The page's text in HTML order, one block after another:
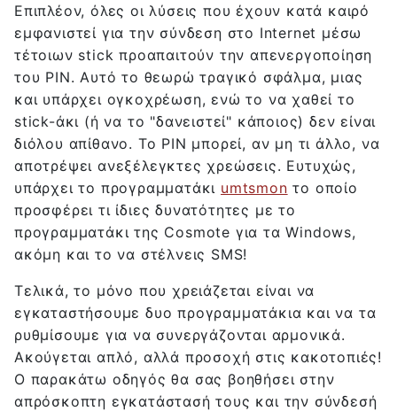
Επιπλέον, όλες οι λύσεις που έχουν κατά καιρό
εμφανιστεί για την σύνδεση στο Internet μέσω
τέτοιων stick προαπαιτούν την απενεργοποίηση
του PIN. Αυτό το θεωρώ τραγικό σφάλμα, μιας
και υπάρχει ογκοχρέωση, ενώ το να χαθεί το
stick-άκι (ή να το "δανειστεί" κάποιος) δεν είναι
διόλου απίθανο. Το PIN μπορεί, αν μη τι άλλο, να
αποτρέψει ανεξέλεγκτες χρεώσεις. Ευτυχώς,
υπάρχει το προγραμματάκι umtsmon το οποίο
προσφέρει τι ίδιες δυνατότητες με το
προγραμματάκι της Cosmote για τα Windows,
ακόμη και το να στέλνεις SMS!
Τελικά, το μόνο που χρειάζεται είναι να
εγκαταστήσουμε δυο προγραμματάκια και να τα
ρυθμίσουμε για να συνεργάζονται αρμονικά.
Ακούγεται απλό, αλλά προσοχή στις κακοτοπιές!
Ο παρακάτω οδηγός θα σας βοηθήσει στην
απρόσκοπτη εγκατάστασή τους και την σύνδεσή